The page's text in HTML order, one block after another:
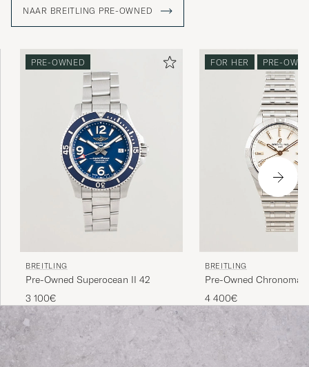
vigor.
NAAR BREITLING PRE-OWNED
PRE-OWNED
BREITLING
Pre-Owned Superocean II 42
3 100€
FOR HER PRE-
BREITLING
Pre-Owned Chronomat
Diamant
4 400€